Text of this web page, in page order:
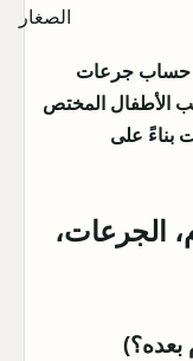
الصغار
حساب جرعات
الأطفال المختص
على
الجرعات،